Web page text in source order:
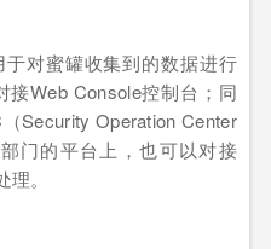
对蜜罐收集到的数据进行
Web Console控制台；同
Security Operation Center
门的平台上，也可以对接
。